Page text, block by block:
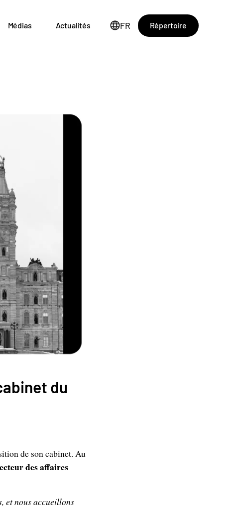
Médias Actualités FR Répertoire
du
de son cabinet. Au
des affaires
et nous accueillons